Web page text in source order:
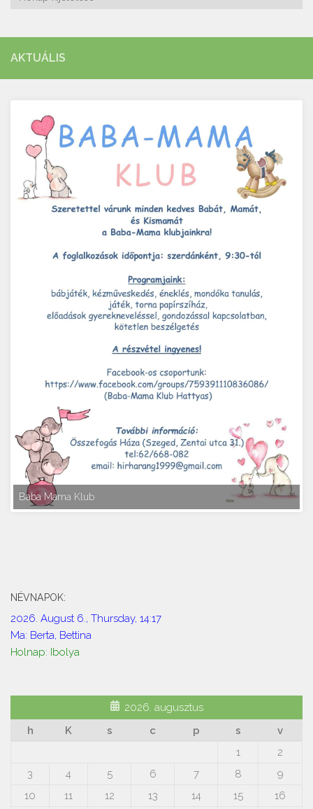
AKTUÁLIS
Baba Mama Klub
NÉVNAPOK:
2026. August 6., Thursday, 14:17
Ma: Berta, Bettina
Holnap: Ibolya
2026. augusztus
h
K s c p s
v
1
2
3
4 5 6 7 8
9
10
11 12 13 14 15 16